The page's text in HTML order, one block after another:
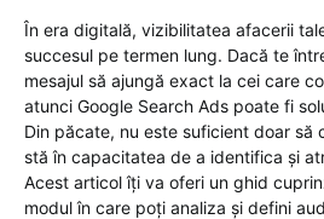
În era digitală, vizibilitatea afacerii
succesul pe termen lung. Dacă te
mesajul să ajungă exact la cei care
atunci Google Search Ads poate fi
Din păcate, nu este suficient doar să
stă în capacitatea de a identifica și
Acest articol îți va oferi un ghid
modul în care poți analiza și defini